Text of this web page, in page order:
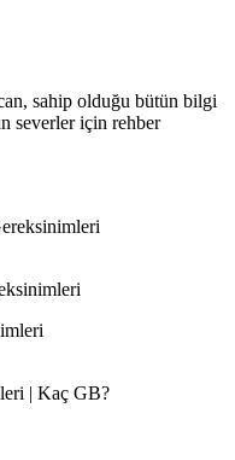
sahip olduğu bütün bilgi
severler için rehber
| Kaç GB?